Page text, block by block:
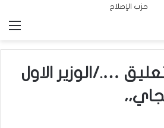
…./الوزير الاول